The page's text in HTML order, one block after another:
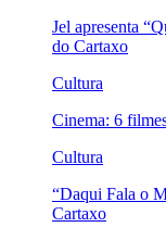
Jel apresenta
do Cartaxo
Cultura
Cinema: 6
Cultura
“Daqui Fala o
Cartaxo